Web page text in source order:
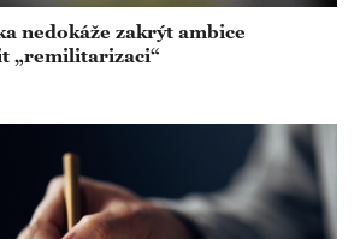
nedokáže zakrýt ambice
„remilitarizaci“